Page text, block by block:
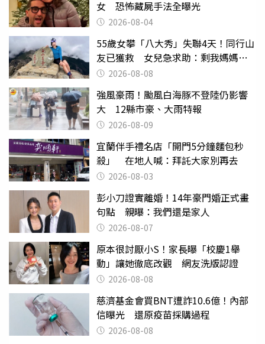
女 恐怖藏屍手法全曝光
2026-08-04
55歲女攀「八大秀」失聯4天！同行山
友已獲救 女兒急求助：剩我媽媽還
沒找到
2026-08-08
強風豪雨！颱風白海豚不登陸仍影響
大 12縣市豪、大雨特報
2026-08-09
宜蘭伴手禮名店「開門5分鐘麵包秒
殺」 在地人喊：拜託大家別再去
2026-08-03
彭小刀證實離婚！14年豪門婚正式畫
句點 親曝：我們還是家人
2026-08-07
原本很討厭小S！家長曝「校慶1舉
動」讓她徹底改觀 網友洗版認證
2026-08-08
慈濟基金會買BNT遭詐10.6億！內部
信曝光 還原疫苗採購過程
2026-08-08